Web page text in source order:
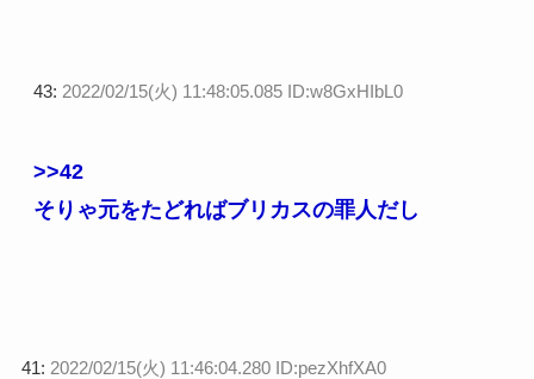
43: 2022/02/15(火) 11:48:05.085 ID:w8GxHIbL0
>>42
そりゃ元をたどればブリカスの罪人だし
41: 2022/02/15(火) 11:46:04.280 ID:pezXhfXA0